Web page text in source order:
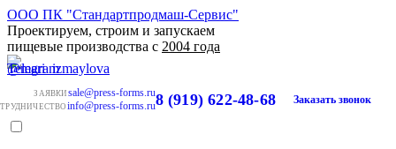
ООО ПК "Стандартпродмаш-Сервис"
Проектируем, строим и запускаем
пищевые производства с 2004 года
ЗАЯВКИ sale@press-forms.ru
info@press-forms.ru8 (919) 622-48-68 Заказать звонок